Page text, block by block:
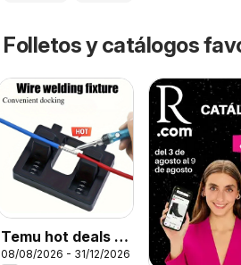
Folletos y catálogos
Temu hot deals –
Peru
08/08/2026 - 31/12/2026